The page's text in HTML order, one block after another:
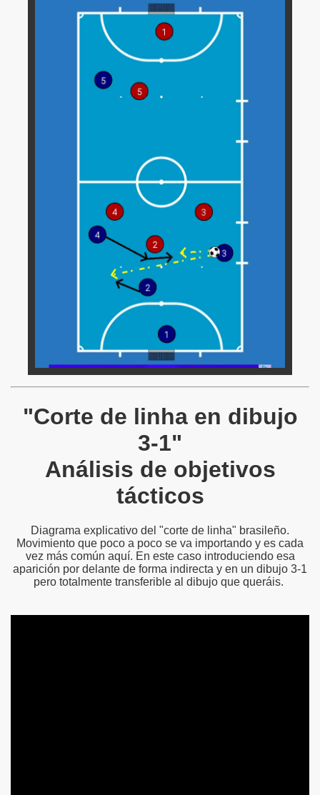
"Corte de linha en dibujo
3-1"
Análisis de objetivos
tácticos
Diagrama explicativo del "corte de linha" brasileño.
Movimiento que poco a poco se va importando y es cada
vez más común aquí. En este caso introduciendo esa
aparición por delante de forma indirecta y en un dibujo 3-1
pero totalmente transferible al dibujo que queráis.